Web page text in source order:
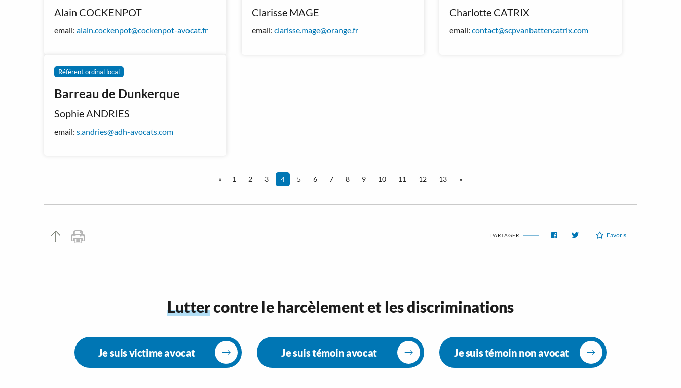
Alain COCKENPOT
email: alain.cockenpot@cockenpot-avocat.fr
Clarisse MAGE
email: clarisse.mage@orange.fr
Charlotte CATRIX
email: contact@scpvanbattencatrix.com
Référent ordinal local
Barreau de Dunkerque
Sophie ANDRIES
email: s.andries@adh-avocats.com
« 1 2 3 4 5 6 7 8 9 10 11 12 13 »
PARTAGER Favoris
Luttercontre le harcèlement et les discriminations
Je suis victime avocat Je suis témoin avocat Je suis témoin non avocat